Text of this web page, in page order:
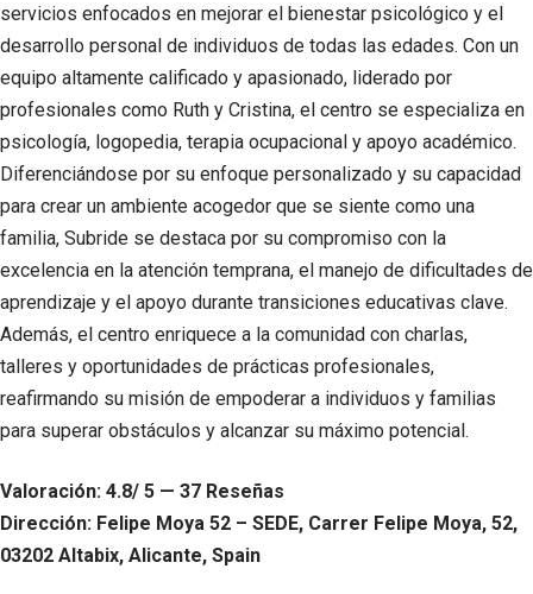
servicios enfocados en mejorar el bienestar psicológico y el
desarrollo personal de individuos de todas las edades. Con un
equipo altamente calificado y apasionado, liderado por
profesionales como Ruth y Cristina, el centro se especializa en
psicología, logopedia, terapia ocupacional y apoyo académico.
Diferenciándose por su enfoque personalizado y su capacidad
para crear un ambiente acogedor que se siente como una
familia, Subride se destaca por su compromiso con la
excelencia en la atención temprana, el manejo de dificultades de
aprendizaje y el apoyo durante transiciones educativas clave.
Además, el centro enriquece a la comunidad con charlas,
talleres y oportunidades de prácticas profesionales,
reafirmando su misión de empoderar a individuos y familias
para superar obstáculos y alcanzar su máximo potencial.
Valoración: 4.8/ 5 — 37 Reseñas
Dirección: Felipe Moya 52 – SEDE, Carrer Felipe Moya, 52,
03202 Altabix, Alicante, Spain